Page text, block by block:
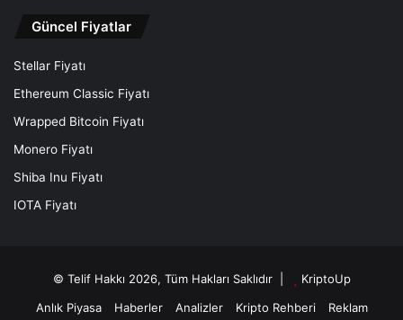
Güncel Fiyatlar
Stellar Fiyatı
Ethereum Classic Fiyatı
Wrapped Bitcoin Fiyatı
Monero Fiyatı
Shiba Inu Fiyatı
IOTA Fiyatı
© Telif Hakkı 2026, Tüm Hakları Saklıdır |
KriptoUp
Anlık Piyasa
Haberler Analizler Kripto Rehberi Reklam